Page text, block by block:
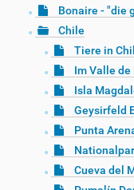
Bonaire - "die
Chile
Tiere in
Im Valle de
Isla
Geysirfeld
Punta
Cueva del